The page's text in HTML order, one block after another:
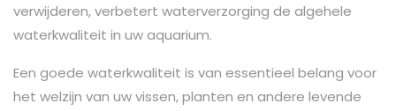
verwijderen, verbetert waterverzorging de algehele
waterkwaliteit in uw aquarium.
Een goede waterkwaliteit is van essentieel belang voor
het welzijn van uw vissen, planten en andere levende